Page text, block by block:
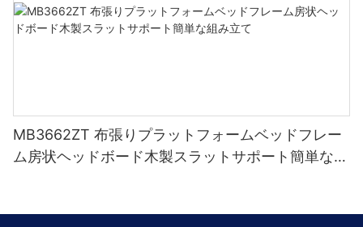
MB3662ZT 布張りプラットフォームベッドフレー
ム房状ヘッドボード木製スラットサポート簡単な組